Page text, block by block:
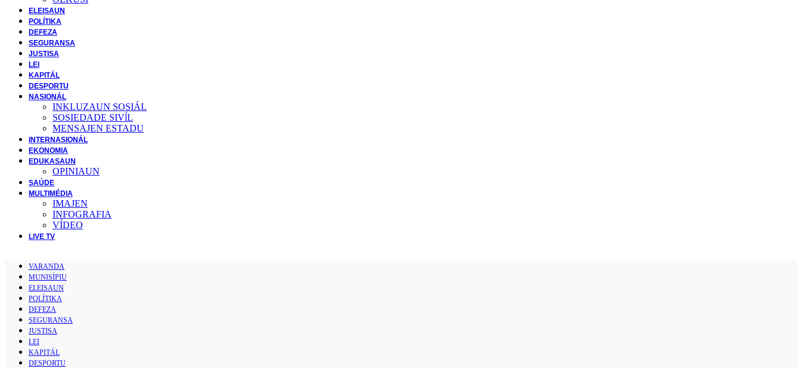
ELEISAUN
POLÍTIKA
DEFEZA
SEGURANSA
JUSTISA
LEI
KAPITÁL
DESPORTU
NASIONÁL
INKLUZAUN SOSIÁL
SOSIEDADE SIVĺL
MENSAJEN ESTADU
INTERNASIONÁL
EKONOMIA
EDUKASAUN
OPINIAUN
SAÚDE
MULTIMÉDIA
IMAJEN
INFOGRAFIA
VÍDEO
LIVE TV
VARANDA
MUNISÍPIU
ELEISAUN
POLÍTIKA
DEFEZA
SEGURANSA
JUSTISA
LEI
KAPITÁL
DESPORTU